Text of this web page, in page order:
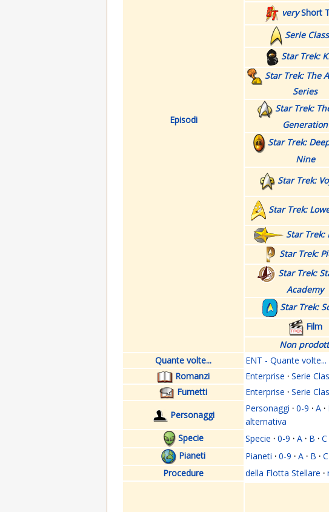
Episodi
veryShort
Serie
Star Trek:
Star Trek: The
Series
Star Trek:
Generation
Star Trek:
Nine
Star Trek:
Star Trek:
Star Trek:
Star Trek:
Star Trek:
Academy
Star Trek:
Film
Non
Quante volte...
ENT - Quante volte...
Romanzi
Enterprise · Serie
Fumetti
Enterprise · Serie
Personaggi
Personaggi · 0-9 · A ·
alternativa
Specie
Specie · 0-9 · A · B · C
Pianeti
Pianeti · 0-9 · A · B · C
Procedure
della Flotta Stellare ·